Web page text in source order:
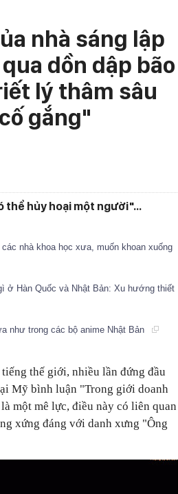
nhà sáng lập
dồn dập bão
lý thâm sâu
gắng"
thể hủy hoại một người"...
nhà khoa học xưa, muốn khoan xuống
ở Hàn Quốc và Nhật Bản: Xu hướng thiết
như trong các bộ anime Nhật Bản
thế giới, nhiều lần đứng đầu
Mỹ bình luận "Trong giới doanh
một mê lực, điều này có liên quan
xứng đáng với danh xưng "Ông